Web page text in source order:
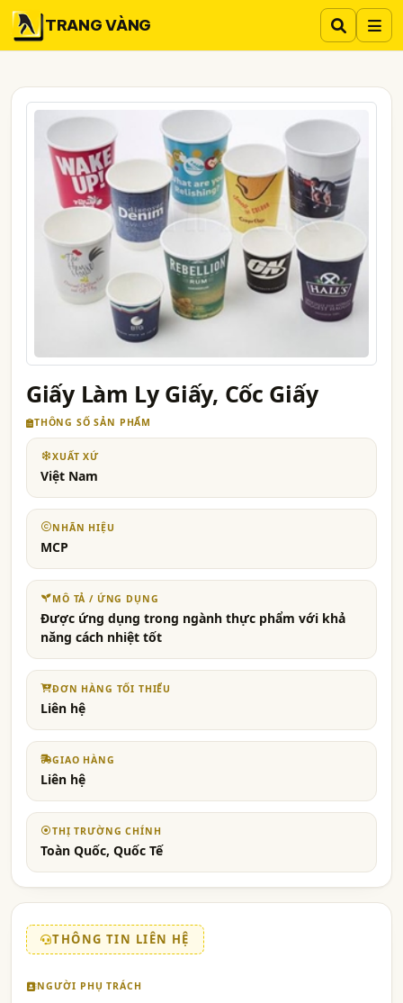
TRANG VÀNG
Giấy Làm Ly Giấy, Cốc Giấy
THÔNG SỐ SẢN PHẨM
XUẤT XỨ
Việt Nam
NHÃN HIỆU
MCP
MÔ TẢ / ỨNG DỤNG
Được ứng dụng trong ngành thực phẩm với khả
năng cách nhiệt tốt
ĐƠN HÀNG TỐI THIỂU
Liên hệ
GIAO HÀNG
Liên hệ
THỊ TRƯỜNG CHÍNH
Toàn Quốc, Quốc Tế
THÔNG TIN LIÊN HỆ
NGƯỜI PHỤ TRÁCH